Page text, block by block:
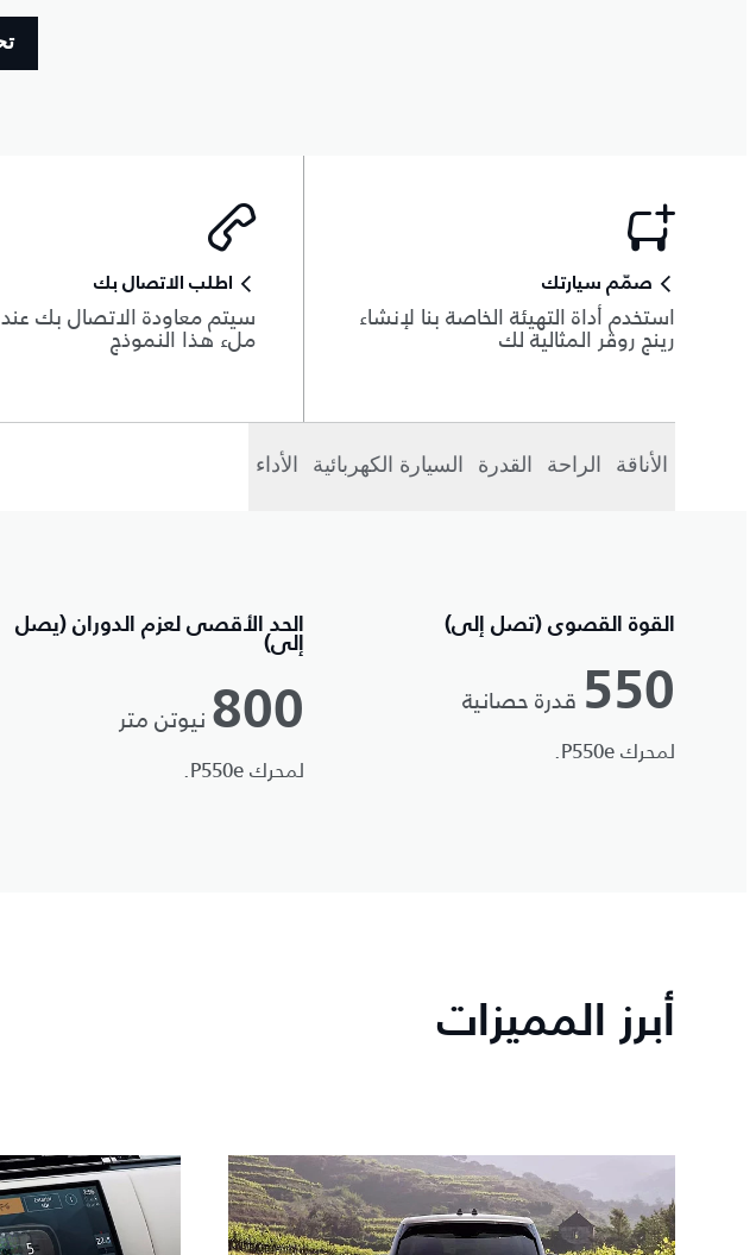
صمّم سيارتك
استخدم أداة التهيئة الخاصة بنا لإنشاء
رينج روڤر المثالية لك
اطلب الاتصال بك
سيتم معاودة الاتصال بك عند
ملء هذا النموذج
الأناقة الراحة القدرة السيارة الكهربائية الأداء
القوة القصوى (تصل إلى)
550 قدرة حصانية
لمحرك P550e.
الحد الأقصى لعزم الدوران (يصل
إلى)
800 نيوتن متر
لمحرك P550e.
أبرز المميزات